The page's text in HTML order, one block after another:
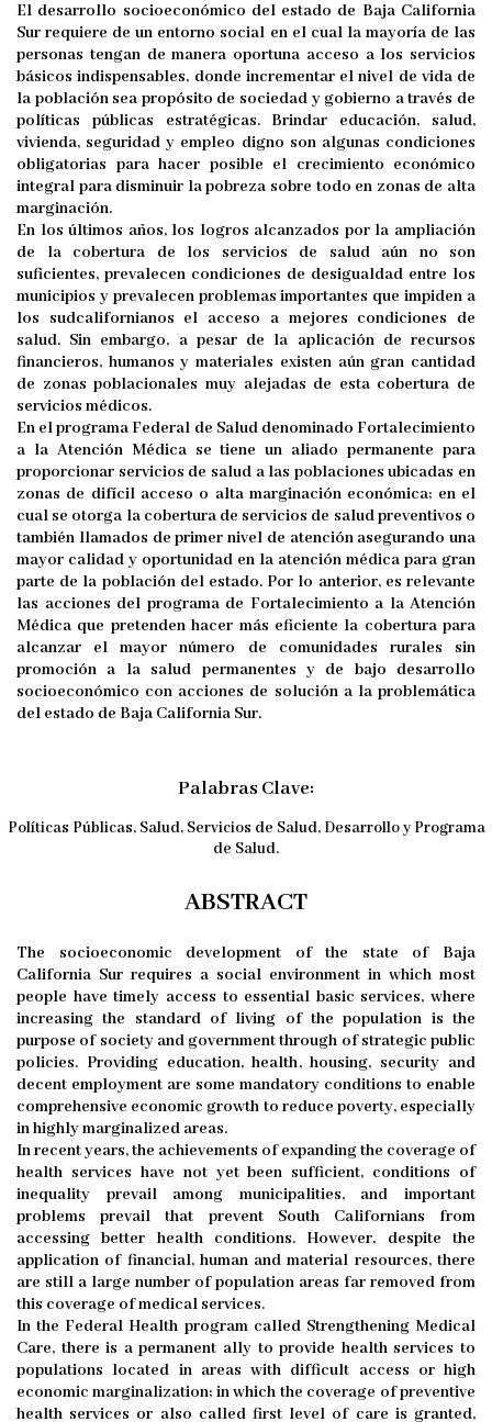
El desarrollo socioeconómico del estado de Baja California
Sur requiere de un entorno social en el cual la mayoría de las
personas tengan de manera oportuna acceso a los servicios
básicos indispensables, donde incrementar el nivel de vida de
la población sea propósito de sociedad y gobierno a través de
políticas públicas estratégicas. Brindar educación, salud,
vivienda, seguridad y empleo digno son algunas condiciones
obligatorias para hacer posible el crecimiento económico
integral para disminuir la pobreza sobre todo en zonas de alta
marginación.
En los últimos años, los logros alcanzados por la ampliación
de la cobertura de los servicios de salud aún no son
suficientes, prevalecen condiciones de desigualdad entre los
municipios y prevalecen problemas importantes que impiden a
los sudcalifornianos el acceso a mejores condiciones de
salud. Sin embargo, a pesar de la aplicación de recursos
financieros, humanos y materiales existen aún gran cantidad
de zonas poblacionales muy alejadas de esta cobertura de
servicios médicos.
En el programa Federal de Salud denominado Fortalecimiento
a la Atención Médica se tiene un aliado permanente para
proporcionar servicios de salud a las poblaciones ubicadas en
zonas de difícil acceso o alta marginación económica; en el
cual se otorga la cobertura de servicios de salud preventivos o
también llamados de primer nivel de atención asegurando una
mayor calidad y oportunidad en la atención médica para gran
parte de la población del estado. Por lo anterior, es relevante
las acciones del programa de Fortalecimiento a la Atención
Médica que pretenden hacer más eficiente la cobertura para
alcanzar el mayor número de comunidades rurales sin
promoción a la salud permanentes y de bajo desarrollo
socioeconómico con acciones de solución a la problemática
del estado de Baja California Sur.
Palabras Clave:
Políticas Públicas, Salud, Servicios de Salud, Desarrollo y Programa
de Salud.
ABSTRACT
The socioeconomic development of the state of Baja
California Sur requires a social environment in which most
people have timely access to essential basic services, where
increasing the standard of living of the population is the
purpose of society and government through of strategic public
policies. Providing education, health, housing, security and
decent employment are some mandatory conditions to enable
comprehensive economic growth to reduce poverty, especially
in highly marginalized areas.
In recent years, the achievements of expanding the coverage of
health services have not yet been sufficient, conditions of
inequality prevail among municipalities, and important
problems prevail that prevent South Californians from
accessing better health conditions. However, despite the
application of financial, human and material resources, there
are still a large number of population areas far removed from
this coverage of medical services.
In the Federal Health program called Strengthening Medical
Care, there is a permanent ally to provide health services to
populations located in areas with difficult access or high
economic marginalization; in which the coverage of preventive
health services or also called first level of care is granted,